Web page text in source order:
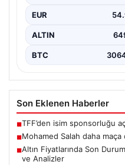
EUR
ALTIN
BTC
Son Eklenen Haberler
■TFF’den isim sponsorluğu
■Mohamed Salah daha maça
■Altın Fiyatlarında Son
ve Analizler